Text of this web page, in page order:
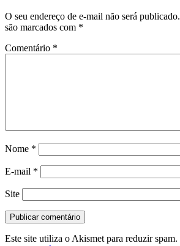
O seu endereço de e-mail não será publicado.
são marcados com *
Comentário *
Nome *
E-mail *
Site
Este site utiliza o Akismet para reduzir spam.